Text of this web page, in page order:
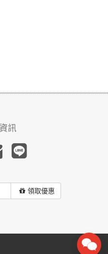
訊
領取優惠